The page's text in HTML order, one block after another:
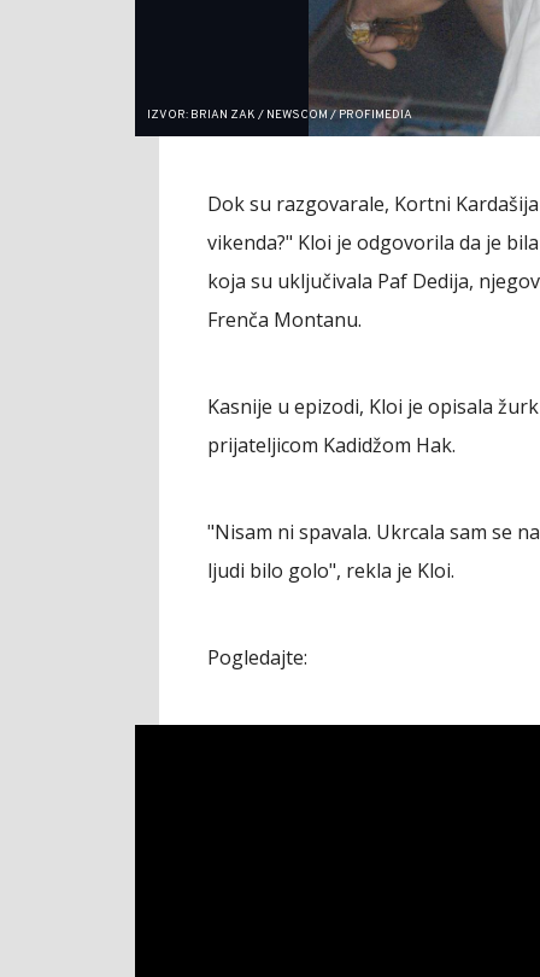
IZVOR: BRIAN ZAK / NEWSCOM / PROFIMEDIA
Dok su razgovarale, Kortni
vikenda?" Kloi je odgovorila da je
koja su uključivala Paf Dedija,
Frenča Montanu.
Kasnije u epizodi, Kloi je opisala
prijateljicom Kadidžom Hak.
"Nisam ni spavala. Ukrcala sam se
ljudi bilo golo", rekla je Kloi.
Pogledajte: